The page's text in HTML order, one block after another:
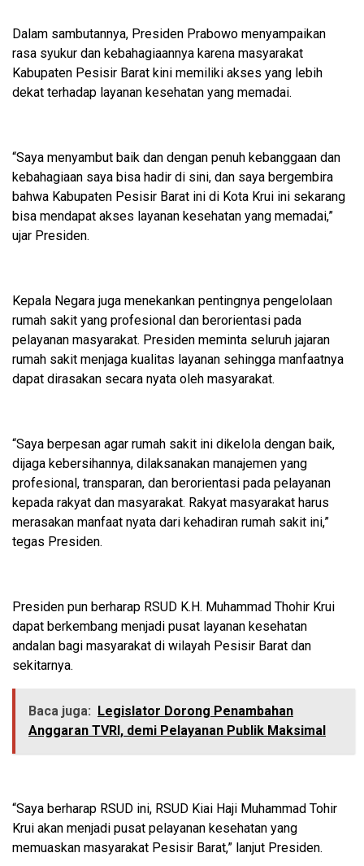
Dalam sambutannya, Presiden Prabowo menyampaikan
rasa syukur dan kebahagiaannya karena masyarakat
Kabupaten Pesisir Barat kini memiliki akses yang lebih
dekat terhadap layanan kesehatan yang memadai.
“Saya menyambut baik dan dengan penuh kebanggaan dan
kebahagiaan saya bisa hadir di sini, dan saya bergembira
bahwa Kabupaten Pesisir Barat ini di Kota Krui ini sekarang
bisa mendapat akses layanan kesehatan yang memadai,”
ujar Presiden.
Kepala Negara juga menekankan pentingnya pengelolaan
rumah sakit yang profesional dan berorientasi pada
pelayanan masyarakat. Presiden meminta seluruh jajaran
rumah sakit menjaga kualitas layanan sehingga manfaatnya
dapat dirasakan secara nyata oleh masyarakat.
“Saya berpesan agar rumah sakit ini dikelola dengan baik,
dijaga kebersihannya, dilaksanakan manajemen yang
profesional, transparan, dan berorientasi pada pelayanan
kepada rakyat dan masyarakat. Rakyat masyarakat harus
merasakan manfaat nyata dari kehadiran rumah sakit ini,”
tegas Presiden.
Presiden pun berharap RSUD K.H. Muhammad Thohir Krui
dapat berkembang menjadi pusat layanan kesehatan
andalan bagi masyarakat di wilayah Pesisir Barat dan
sekitarnya.
Baca juga:
Legislator Dorong Penambahan
Anggaran TVRI, demi Pelayanan Publik Maksimal
“Saya berharap RSUD ini, RSUD Kiai Haji Muhammad Tohir
Krui akan menjadi pusat pelayanan kesehatan yang
memuaskan masyarakat Pesisir Barat,” lanjut Presiden.